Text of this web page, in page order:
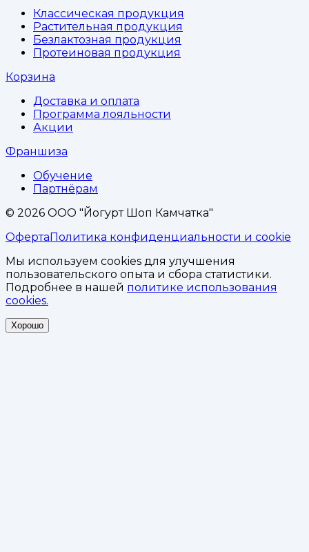
Классическая продукция
Растительная продукция
Безлактозная продукция
Протеиновая продукция
Корзина
Доставка и оплата
Программа лояльности
Акции
Франшиза
Обучение
Партнёрам
© 2026 ООО "Йогурт Шоп Камчатка"
ОфертаПолитика конфиденциальности и cookie
Мы используем cookies для улучшения
пользовательского опыта и сбора статистики.
Подробнее в нашей политике использования
cookies.
Хорошо